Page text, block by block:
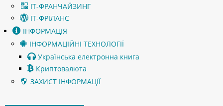
ІТ-ФРАНЧАЙЗИНГ
ІТ-ФРІЛАНС
ІНФОРМАЦІЯ
ІНФОРМАЦІЙНІ ТЕХНОЛОГІЇ
Українська електронна книга
Криптовалюта
ЗАХИСТ ІНФОРМАЦІЇ